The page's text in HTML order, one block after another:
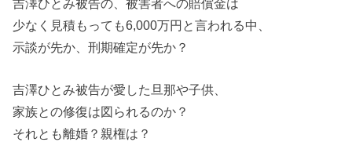
吉澤ひとみ被告の、被害者への賠償金は
少なく見積もっても6,000万円と言われる中、
示談が先か、刑期確定が先か？
吉澤ひとみ被告が愛した旦那や子供、
家族との修復は図られるのか？
それとも離婚？親権は？